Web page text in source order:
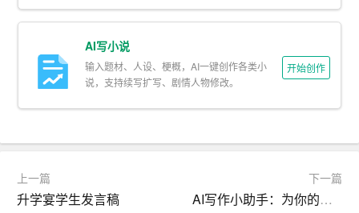
月的任务安排，以确保业务员按照计划完成任务。同时，
调整。
五、提升自身能力
市场的变化。业务员可以通过学习专业知识、参加培训、
拓展人脉等方式提升自己的能力。这将有助于业务员更好
地完成工作计划，实现工作目标。
AI写小说
输入题材、人设、梗概，AI一键创作各类小
说，支持续写扩写、剧情人物修改。
开始创作
上一篇
升学宴学生发言稿
下一篇
AI写作小助手：为你的创意赋能